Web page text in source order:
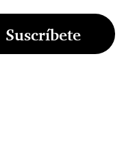
Suscríbete